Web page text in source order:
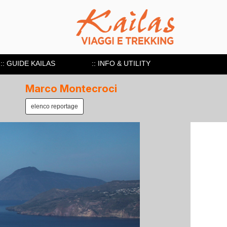
:: GUIDE KAILAS :: INFO & UTILITY
Marco Montecroci